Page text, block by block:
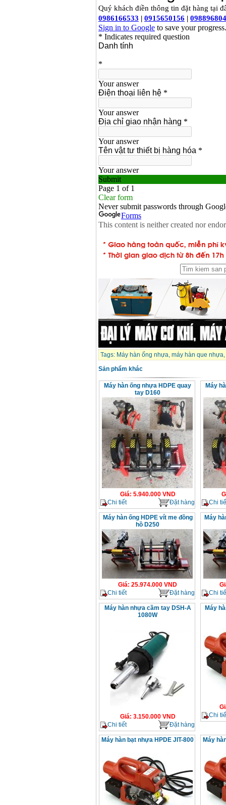
Tags: Máy hàn ống nhựa, máy hàn que nhựa,
Sản phẩm khác
Máy hàn ống nhựa HDPE quay
tay D160
Giá: 5.940.000VND
Chi tiết
Đặt hàng
Máy
Chi
Máy hàn ống HDPE vít me đồng
hồ D250
Giá: 25.974.000 VND
Chi tiết
Đặt hàng
Máy
Chi
Máy hàn nhựa cầm tay DSH-A
1080W
Giá: 3.150.000VND
Chi tiết
Đặt hàng
Máy
Chi
Máy hàn bạt nhựa HPDE JIT-800 Máy